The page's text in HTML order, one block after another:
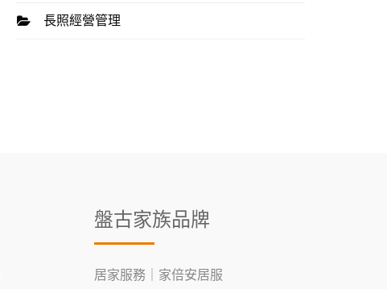
長照經營管理
盤古家族品牌
居家服務｜家倍安居服